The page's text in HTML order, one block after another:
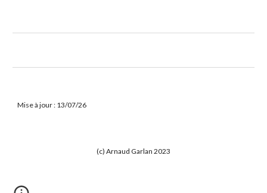
Mise à jour : 13/07/26
(c) Arnaud Garlan 2023